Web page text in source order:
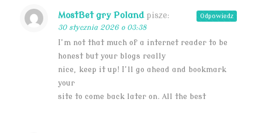
MostBet gry Poland pisze:
30 stycznia 2026 o 03:38
I’m not that much of a internet reader to be
honest but your blogs really
nice, keep it up! I’ll go ahead and bookmark
your
site to come back later on. All the best
Odpowiedz